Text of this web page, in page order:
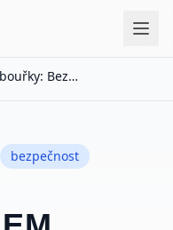
Cvičení během bouřky: Bezpečný fitness plán pro domácí po...
bezpečnost